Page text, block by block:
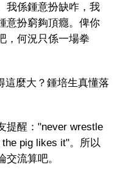
我係鍾意扮缺咋，我
意扮窮夠頂癮。俾你
，何況只係一場拳
這麼大？鍾培生真懂落
提醒："never wrestle
pig likes it"。所以
流算吧。